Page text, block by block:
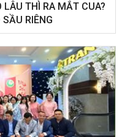
LÂU THÌ RA MẮT CUA?
RIÊNG